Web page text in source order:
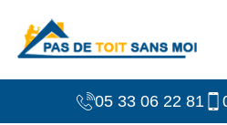
05 33 06 22 81